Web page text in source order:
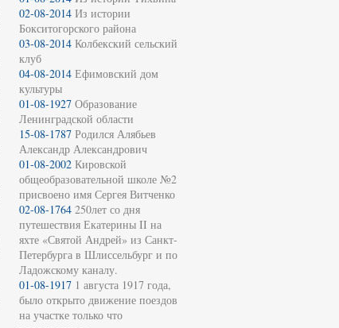
02-08-2014 Из истории
Бокситогорского района
03-08-2014 Колбекский сельский
клуб
04-08-2014 Ефимовский дом
культуры
01-08-1927 Образование
Ленинградской области
15-08-1787 Родился Алябьев
Александр Александрович
01-08-2002 Кировской
общеобразовательной школе №2
присвоено имя Сергея Витченко
02-08-1764 250лет со дня
путешествия Екатерины II на
яхте «Святой Андрей» из Санкт-
Петербурга в Шлиссельбург и по
Ладожскому каналу.
01-08-1917 1 августа 1917 года,
было открыто движение поездов
на участке только что